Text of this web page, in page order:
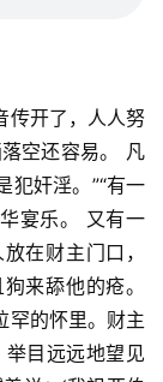
传开了，人人努
空还容易。 凡
犯奸淫。”“有一
宴乐。 又有一
在财主门口，
来舔他的疮。
罕的怀里。财主
目远远地望见